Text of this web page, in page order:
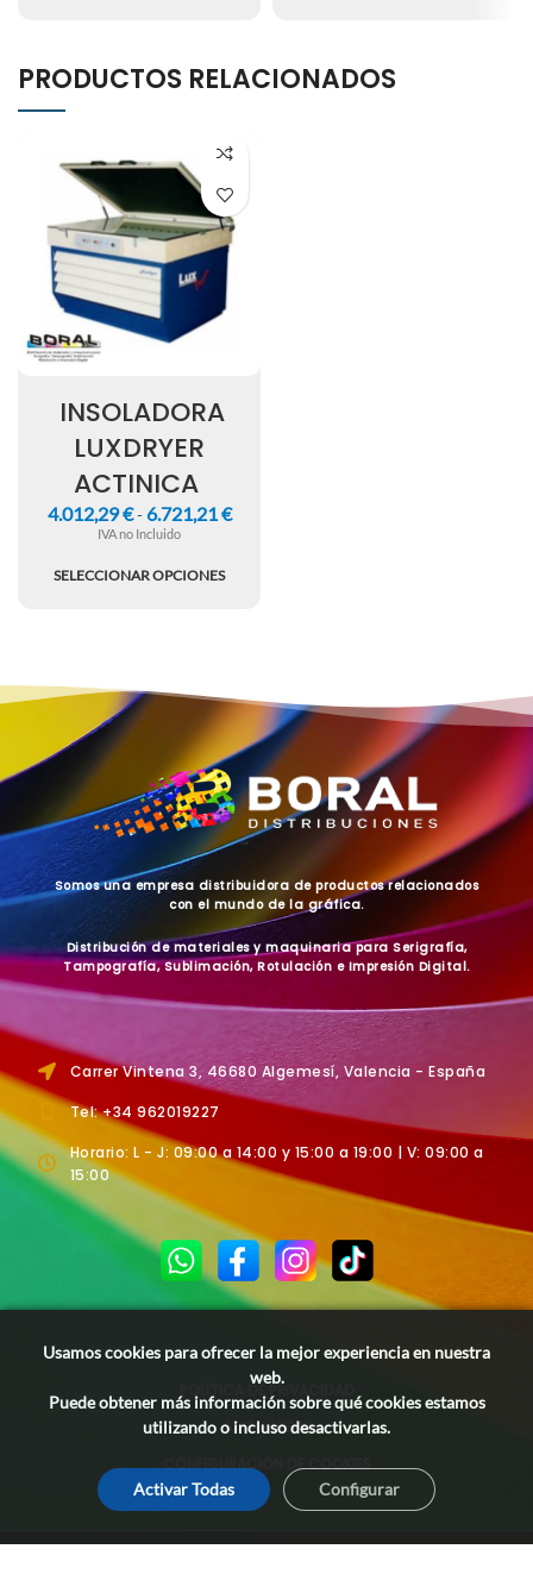
PRODUCTOS RELACIONADOS
INSOLADORA
LUXDRYER
ACTINICA
4.012,29€ - 6.721,21€
IVA no Incluido
SELECCIONAR OPCIONES
Somos una empresa distribuidora de productos relacionados
con el mundo de la gráfica.
Distribución de materiales y maquinaria para Serigrafía,
Tampografía, Sublimación, Rotulación e Impresión Digital.
Carrer Vintena 3, 46680 Algemesí, Valencia - España
Tel: +34 962019227
Horario: L - J: 09:00 a 14:00 y 15:00 a 19:00 | V: 09:00 a
15:00
POLÍTICA DE PRIVACIDAD
AVISO LEGAL
CONFIGURACIÓN DE COOKIES
Usamos cookies para ofrecer la mejor experiencia en nuestra
web.
Puede obtener más información sobre qué cookies estamos
utilizando o incluso desactivarlas.
Activar Todas Configurar